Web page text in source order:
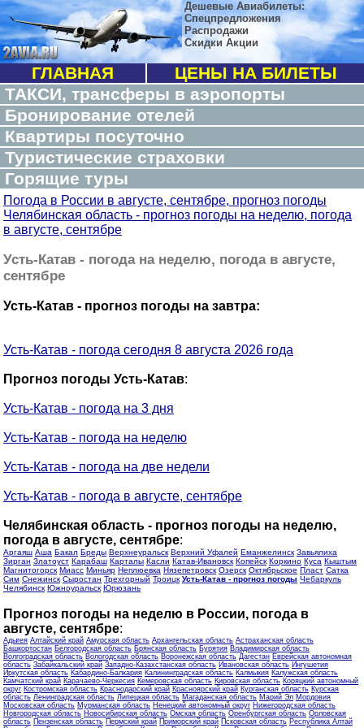
Дешевые Авиабилеты:
Спецпредложения
Распродажи
Скидки Акции
ГЛАВНАЯ
ЦЕНЫ НА БИЛЕТЫ
ТАКСИ, трансферы в аэропорты
Бронирование отелей
Квартиры посуточно
Туристические страховки
Горящие туры
Погода в России в августе, сентябре, прогноз погоды
Челябинская область - прогноз погоды на неделю, погода
в августе, сентябре
Усть-Катав - погода на неделю, погода в августе,
сентябре
Усть-Катав - прогноз погоды на завтра:
Усть-Катав - погода сегодня 8 августа 2026 года
Прогноз погоды Усть-Катав:
Усть-Катав - погода на 3 дня
Усть-Катав - погода на неделю
Усть-Катав - погода на две недели
Усть-Катав - погода в августе, сентябре
Челябинская область - прогноз погоды на неделю,
погода в августе, сентябре:
Аргаяш Аша Бакал Бреды Верхнеуральск Верхний Уфалей Еманжелинск Завьялиха
Зирган Златоуст Карабаш Карталы Касли Катав-Ивановск Копейск Коркино Куса Кыштым
Магнитогорск Миасс Миньяр Неплюевка Нязепетровск Озерск Октябрьское Пласт Сатка
Сим Снежинск Сыростан Трехгорный Троицк Усть-Катав - прогноз погоды Чебаркуль
Челябинск Южноуральск Юрюзань
Прогноз погоды на неделю в России, погода в
августе, сентябре:
Адыгея Алтайский край Амурская область Архангельская область Астраханская область
Башкортостан Белгородская область Брянская область Бурятия Владимирская область
Волгоградская область Вологодская область Воронежская область Дагестан Еврейская автономная
область Забайкальский край Западно-Казахстанская область Ивановская область Ингушетия
Иркутская область Кабардино-Балкария Калининградская область Калмыкия Калужская область
Камчатский край Карачаево-Черкесия Кемеровская область Кировская область Коряцкий автономный
округ Костромская область Краснодарский край Красноярский край Курганская область Курская
область Ленинградская область Липецкая область Магаданская область Марий Эл Мордовия
Московская область Мурманская область Ненецкий автономный округ Нижегородская область
Новгородская область Новосибирская область Омская область Оренбургская область Орловская
область Пензенская область Пермский край Приморский край Псковская область Республика Алтай